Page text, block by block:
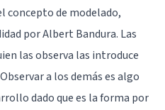
concepto de modelado,
porAlbert Bandura. Las
las observa las introduce
a los demás es algo
dado que es la forma por